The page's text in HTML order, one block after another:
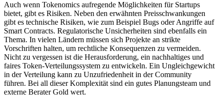
Auch wenn Tokenomics aufregende Möglichkeiten für Startups
bietet, gibt es Risiken. Neben den erwähnten Preisschwankungen
gibt es technische Risiken, wie zum Beispiel Bugs oder Angriffe auf
Smart Contracts. Regulatorische Unsicherheiten sind ebenfalls ein
Thema. In vielen Ländern müssen sich Projekte an strikte
Vorschriften halten, um rechtliche Konsequenzen zu vermeiden.
Nicht zu vergessen ist die Herausforderung, ein nachhaltiges und
faires Token-Verteilungssystem zu entwickeln. Ein Ungleichgewicht
in der Verteilung kann zu Unzufriedenheit in der Community
führen. Bei all dieser Komplexität sind ein gutes Planungsteam und
externe Berater Gold wert.